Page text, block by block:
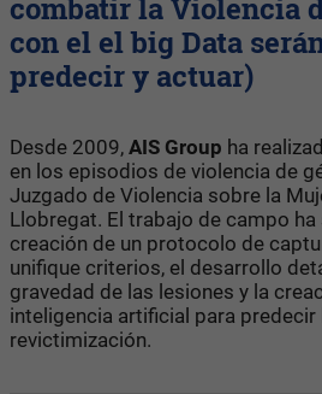
combatir la Violencia
con el el big Data
predecir y actuar)
Desde 2009, AIS Group ha
en los episodios de violencia de
Juzgado de Violencia sobre la
Llobregat. El trabajo de campo ha
creación de un protocolo de
unifique criterios, el desarrollo
gravedad de las lesiones y la
inteligencia artificial para
revictimización.